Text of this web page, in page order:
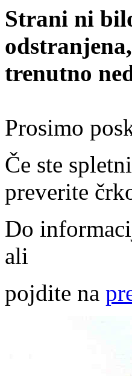
Strani ni
trenutno
Prosimo
Če ste
preverite
Do
ali
pojdite na